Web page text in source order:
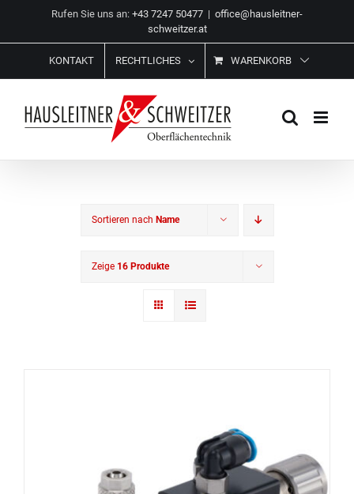
springen
Rufen Sie uns an: +43 7247 50477 | office@hausleitner-
schweitzer.at
KONTAKT RECHTLICHES WARENKORB
Sortieren nach Name
Zeige 16 Produkte